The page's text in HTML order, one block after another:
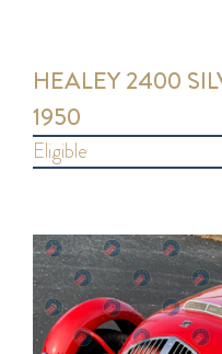
HEALEY 2400
1950
eligible